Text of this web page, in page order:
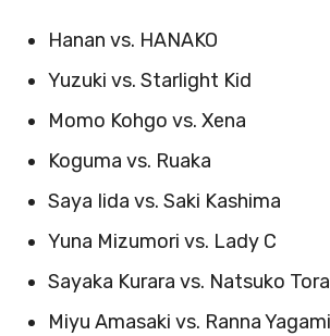
Hanan vs. HANAKO
Yuzuki vs. Starlight Kid
Momo Kohgo vs. Xena
Koguma vs. Ruaka
Saya Iida vs. Saki Kashima
Yuna Mizumori vs. Lady C
Sayaka Kurara vs. Natsuko Tora
Miyu Amasaki vs. Ranna Yagami